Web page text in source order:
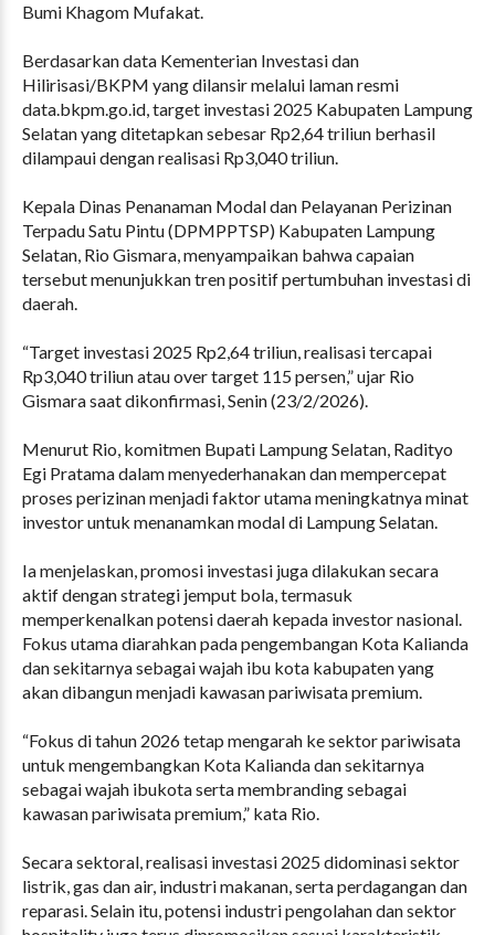
Bumi Khagom Mufakat.
Berdasarkan data Kementerian Investasi dan
Hilirisasi/BKPM yang dilansir melalui laman resmi
data.bkpm.go.id, target investasi 2025 Kabupaten Lampung
Selatan yang ditetapkan sebesar Rp2,64 triliun berhasil
dilampaui dengan realisasi Rp3,040 triliun.
Kepala Dinas Penanaman Modal dan Pelayanan Perizinan
Terpadu Satu Pintu (DPMPPTSP) Kabupaten Lampung
Selatan, Rio Gismara, menyampaikan bahwa capaian
tersebut menunjukkan tren positif pertumbuhan investasi di
daerah.
“Target investasi 2025 Rp2,64 triliun, realisasi tercapai
Rp3,040 triliun atau over target 115 persen,” ujar Rio
Gismara saat dikonfirmasi, Senin (23/2/2026).
Menurut Rio, komitmen Bupati Lampung Selatan, Radityo
Egi Pratama dalam menyederhanakan dan mempercepat
proses perizinan menjadi faktor utama meningkatnya minat
investor untuk menanamkan modal di Lampung Selatan.
Ia menjelaskan, promosi investasi juga dilakukan secara
aktif dengan strategi jemput bola, termasuk
memperkenalkan potensi daerah kepada investor nasional.
Fokus utama diarahkan pada pengembangan Kota Kalianda
dan sekitarnya sebagai wajah ibu kota kabupaten yang
akan dibangun menjadi kawasan pariwisata premium.
“Fokus di tahun 2026 tetap mengarah ke sektor pariwisata
untuk mengembangkan Kota Kalianda dan sekitarnya
sebagai wajah ibukota serta membranding sebagai
kawasan pariwisata premium,” kata Rio.
Secara sektoral, realisasi investasi 2025 didominasi sektor
listrik, gas dan air, industri makanan, serta perdagangan dan
reparasi. Selain itu, potensi industri pengolahan dan sektor